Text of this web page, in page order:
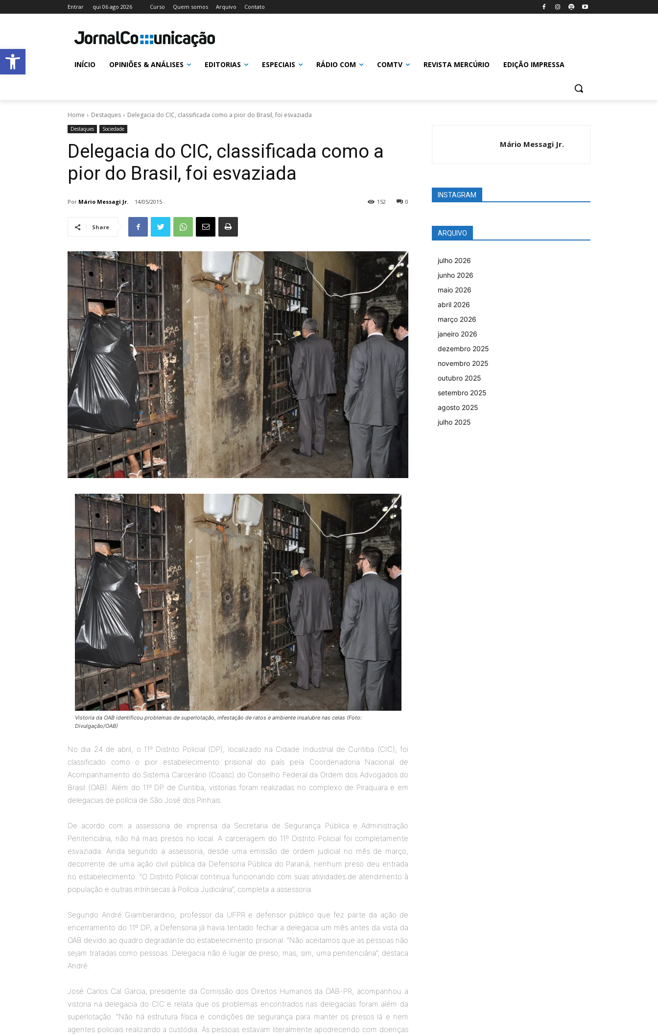
Abrir a barra de ferramentas
Entrar qui 06 ago 2026 Curso Quem somos Arquivo Contato
INÍCIO OPINIÕES & ANÁLISES EDITORIAS ESPECIAIS RÁDIO COM COMTV REVISTA MERCÚRIO EDIÇÃO IMPRESSA
Home Destaques Delegacia do CIC, classificada como a pior do Brasil, foi esvaziada
Destaques Sociedade
Delegacia do CIC, classificada como a
pior do Brasil, foi esvaziada
Por Mário Messagi Jr. 14/05/2015 0
152
Share
Vistoria da OAB identificou problemas de superlotação, infestação de ratos e ambiente insalubre nas celas (Foto:
Divulgação/OAB)
No dia 24 de abril, o 11º Distrito Policial (DP), localizado na Cidade Industrial de Curitiba (CIC), foi
classificado como o pior estabelecimento prisional do país pela Coordenadoria Nacional de
Acompanhamento do Sistema Carcerário (Coasc) do Conselho Federal da Ordem dos Advogados do
Brasil (OAB). Além do 11º DP de Curitiba, vistorias foram realizadas no complexo de Piraquara e em
delegacias de polícia de São José dos Pinhais.
De acordo com a assessoria de imprensa da Secretaria de Segurança Pública e Administração
Penitenciária, não há mais presos no local. A carceragem do 11º Distrito Policial foi completamente
esvaziada. Ainda segundo a assessoria, desde uma emissão de ordem judicial no mês de março,
decorrente de uma ação civil pública da Defensoria Pública do Paraná, nenhum preso deu entrada
no estabelecimento. “O Distrito Policial continua funcionando com suas atividades de atendimento à
população e outras intrínsecas à Polícia Judiciária”, completa a assessoria.
Segundo André Giamberardino, professor da UFPR e defensor público que fez parte da ação de
encerramento do 11º DP, a Defensoria já havia tentado fechar a delegacia um mês antes da vista da
OAB devido ao quadro degradante do estabelecimento prisional. “Não aceitamos que as pessoas não
sejam tratadas como pessoas. Delegacia não é lugar de preso, mas, sim, uma penitenciária”, destaca
André.
José Carlos Cal Garcia, presidente da Comissão dos Direitos Humanos da OAB-PR, acompanhou a
vistoria na delegacia do CIC e relata que os problemas encontrados nas delegacias foram além da
superlotação. “Não há estrutura física e condições de segurança para manter os presos lá e nem
agentes policiais realizando a custódia. As pessoas estavam literalmente apodrecendo com doenças
Mário Messagi Jr.
INSTAGRAM
ARQUIVO
julho 2026
junho 2026
maio 2026
abril 2026
março 2026
janeiro 2026
dezembro 2025
novembro 2025
outubro 2025
setembro 2025
agosto 2025
julho 2025